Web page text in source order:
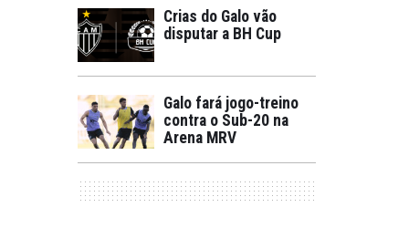
Crias do Galo vão
disputar a BH Cup
Galo fará jogo-treino
contra o Sub-20 na
Arena MRV